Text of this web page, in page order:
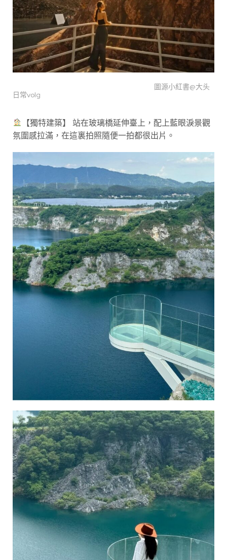
圖源小紅書@大头
日常volg
【獨特建築】 站在玻璃橋延伸臺上，配上藍眼淚景觀
氛圍感拉滿，在這裏拍照隨便一拍都很出片。